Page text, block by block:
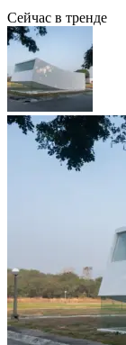
Сейчас в тренде